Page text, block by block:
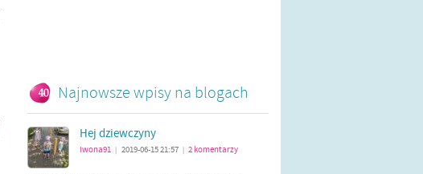
Najnowsze wpisy na blogach
Hej dziewczyny
iwona91 2019-06-15 21:57 2 komentarzy